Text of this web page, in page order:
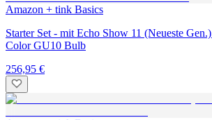
Amazon + tink Basics
Starter Set - mit Echo Show 11 (Neueste
Color GU10 Bulb
256,95 €